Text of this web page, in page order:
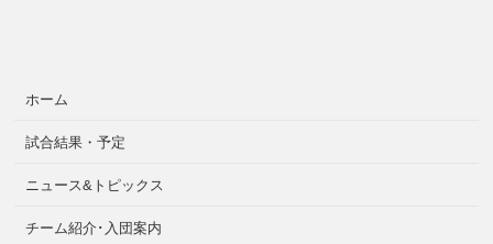
ホーム
試合結果・予定
ニュース&トピックス
チーム紹介･入団案内